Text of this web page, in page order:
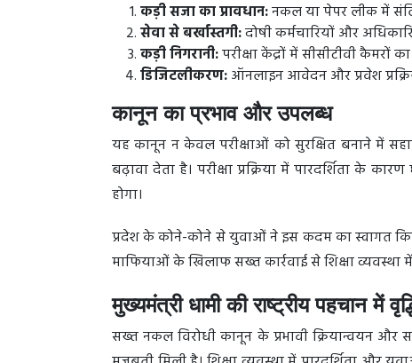
कड़ी सजा का प्रावधान:नकल या पेपर लीक में
सेवा से बर्खास्तगी:दोषी कर्मचारियों और
कड़ी निगरानी:परीक्षा केंद्रों में सीसीटीवी कैमरों
डिजिटलीकरण:ऑनलाइन आवेदन और प्रवेश
कानून का प्रभाव और उपलब्ध
यह कानून न केवल परीक्षाओं को सुरक्षित बनाने में
बढ़ावा देता है। परीक्षा प्रक्रिया में पारदर्शिता के
होगा।
प्रदेश के कोने-कोने से युवाओं ने इस कदम का स्वागत
माफियाओं के खिलाफ सख्त कार्रवाई से शिक्षा व्यवस्था
मुख्यमंत्री धामी की राष्ट्रीय पहचान में
सख्त नकल विरोधी कानून के प्रभावी क्रियान्वयन और